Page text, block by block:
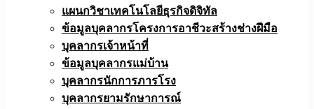
แผนกวิชาเทคโนโลยีธุรกิจดิจิทัล
ข้อมูลบุคลากรโครงการอาชีวะสร้างช่างฝีมือ
บุคลากรเจ้าหน้าที่
ข้อมูลบุคลากรแม่บ้าน
บุคลากรนักการภารโรง
บุคลากรยามรักษาการณ์